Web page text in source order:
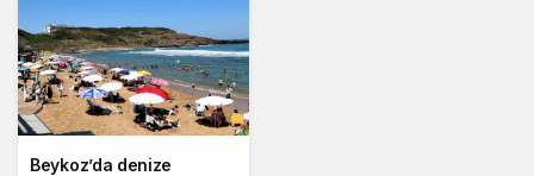
Beykoz’da denize